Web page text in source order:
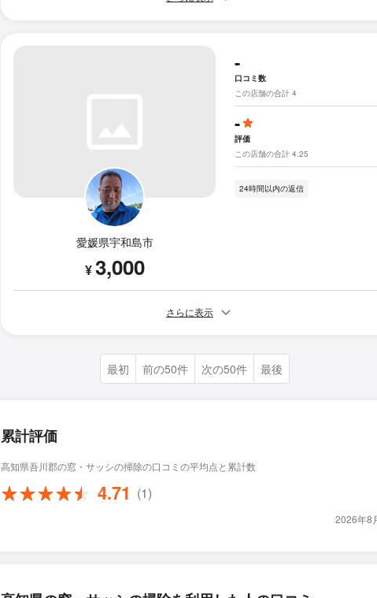
愛媛県宇和島市
¥3,000
-
口コミ数
この店舗の合計 4
-
評価
この店舗の合計 4.25
24時間以内の返信
さらに表示
最初 前の50件 次の50件 最後
累計評価
高知県吾川郡の窓・サッシの掃除の口コミの平均点と累計数
4.71 (1)
2026年8